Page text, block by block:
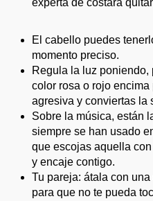
experta de costará
El cabello puedes
momento preciso.
Regula la luz
color rosa o rojo
agresiva y conviertas la
Sobre la música, están
siempre se han usado
que escojas aquella
y encaje contigo.
Tu pareja: átala con
para que no te pueda